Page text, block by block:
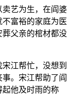
艺为生，在阎婆
富裕的家庭为医
父亲的棺材都没
江帮忙，没想到
。宋江帮助了阎
起他及时雨的称